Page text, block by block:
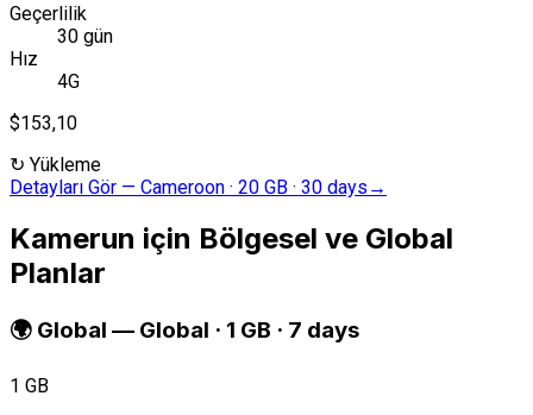
Geçerlilik
30 gün
Hız
4G
$153,10
↻ Yükleme
Detayları Gör — Cameroon · 20 GB · 30 days →
Kamerun için Bölgesel ve Global
Planlar
🌍 Global — Global · 1 GB · 7 days
1 GB